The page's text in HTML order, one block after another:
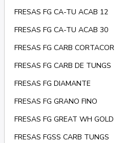
FRESAS FG CA-TU ACAB 12
FRESAS FG CA-TU ACAB 30
FRESAS FG CARB CORTACOR
FRESAS FG CARB DE TUNGS
FRESAS FG DIAMANTE
FRESAS FG GRANO FINO
FRESAS FG GREAT WH GOLD
FRESAS FGSS CARB TUNGS